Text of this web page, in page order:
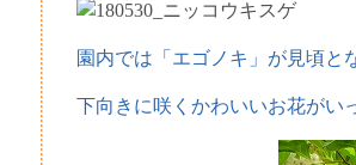
園内では「エゴノキ」が見頃と
下向きに咲くかわいいお花がい